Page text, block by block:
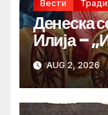
Вести
Денеска
Илија –
AUG 2, 2026